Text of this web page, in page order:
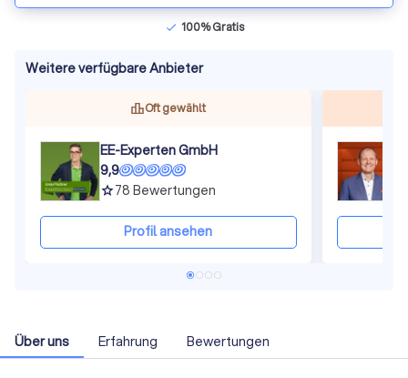
check 100% Gratis
Weitere verfügbare Anbieter
Oft gewählt
EE-Experten GmbH
9,9
grade78 Bewertungen
Profil ansehen
Über uns Erfahrung Bewertungen